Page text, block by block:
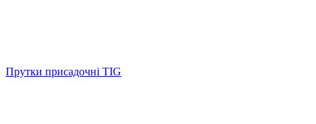
Прутки присадочні TIG